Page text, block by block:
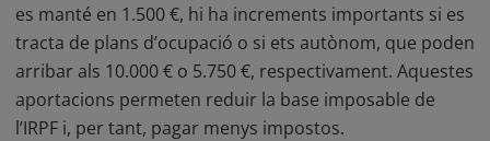
es manté en 1.500 €, hi ha increments importants si es
tracta de plans d’ocupació o si ets autònom, que poden
arribar als 10.000 € o 5.750 €, respectivament. Aquestes
aportacions permeten reduir la base imposable de
l’IRPF i, per tant, pagar menys impostos.